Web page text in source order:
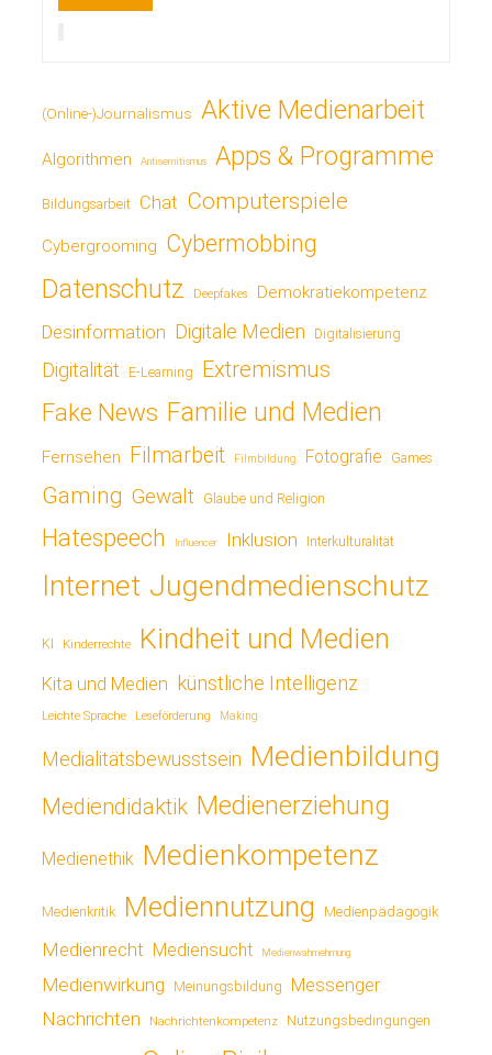
(Online-)Journalismus Aktive Medienarbeit
Algorithmen Antisemitismus Apps & Programme
Bildungsarbeit Chat Computerspiele
Cybergrooming Cybermobbing
Datenschutz Deepfakes Demokratiekompetenz
Desinformation Digitale Medien Digitalisierung
Digitalität E-Learning Extremismus
Fake News Familie und Medien
Fernsehen Filmarbeit Filmbildung Fotografie Games
Gaming Gewalt Glaube und Religion
Hatespeech Influencer Inklusion Interkulturalität
Internet Jugendmedienschutz
KI Kinderrechte Kindheit und Medien
Kita und Medien künstliche Intelligenz
Leichte Sprache Leseförderung Making
Medialitätsbewusstsein Medienbildung
Mediendidaktik Medienerziehung
Medienethik Medienkompetenz
Medienkritik Mediennutzung Medienpädagogik
Medienrecht Mediensucht Medienwahrnehmung
Medienwirkung Meinungsbildung Messenger
Nachrichten Nachrichtenkompetenz Nutzungsbedingungen